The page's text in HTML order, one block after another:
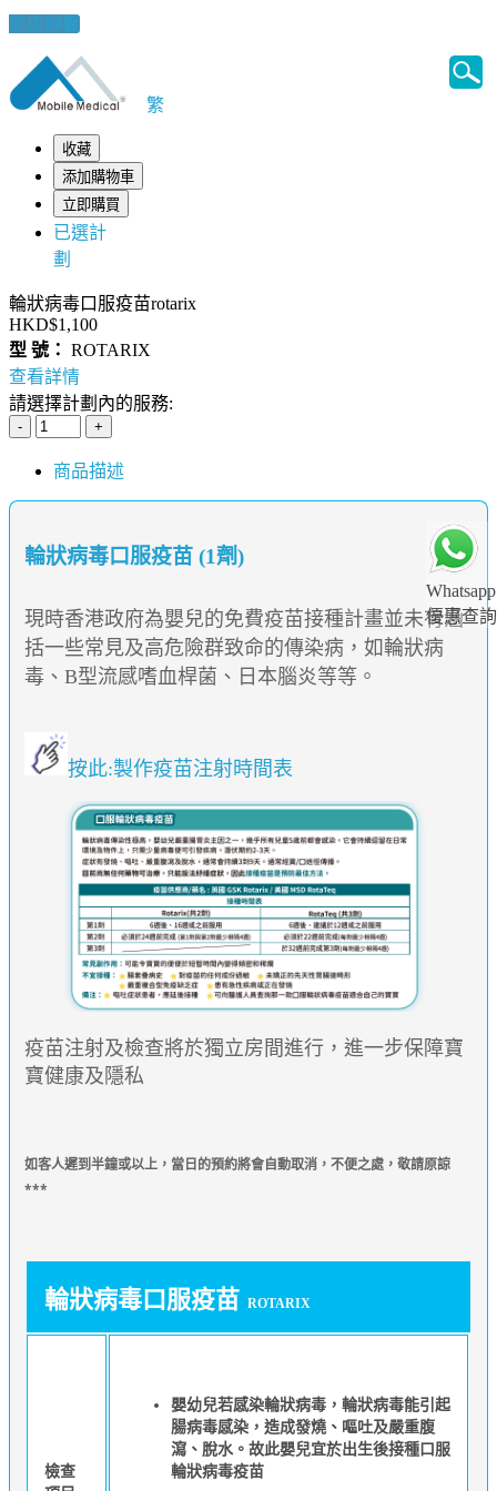
健康錦囊
Whatsapp
優惠查詢
繁
收藏
添加購物車
立即購買
已選計
劃
輪狀病毒口服疫苗rotarix
HKD$1,100
型 號： ROTARIX
查看詳情
請選擇計劃內的服務:
商品描述
輪狀病毒口服疫苗 (1劑)
現時香港政府為嬰兒的免費疫苗接種計畫並未有涵
括一些常見及高危險群致命的傳染病，如輪狀病
毒、B型流感嗜血桿菌、日本腦炎等等。
按此:製作疫苗注射時間表
疫苗注射及檢查將於獨立房間進行，進一步保障寶
寶健康及隱私
如客人遲到半鐘或以上，當日的預約將會自動取消，不便之處，敬請原諒
***
輪狀病毒口服疫苗 ROTARIX
檢查
嬰幼兒若感染輪狀病毒，輪狀病毒能引起
腸病毒感染，造成發燒、嘔吐及嚴重腹
瀉、脫水。故此嬰兒宜於出生後接種口服
輪狀病毒疫苗